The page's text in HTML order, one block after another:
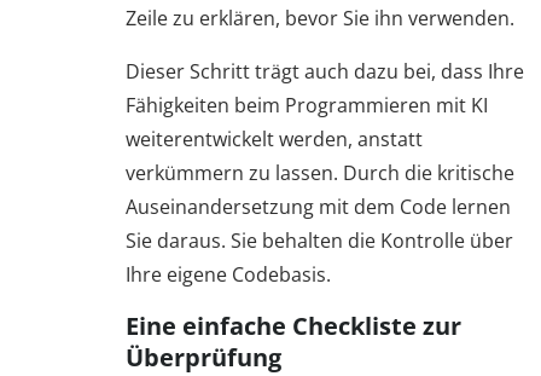
Zeile zu erklären, bevor Sie ihn verwenden.
Dieser Schritt trägt auch dazu bei, dass Ihre
Fähigkeiten beim Programmieren mit KI
weiterentwickelt werden, anstatt
verkümmern zu lassen. Durch die kritische
Auseinandersetzung mit dem Code lernen
Sie daraus. Sie behalten die Kontrolle über
Ihre eigene Codebasis.
Eine einfache Checkliste zur
Überprüfung